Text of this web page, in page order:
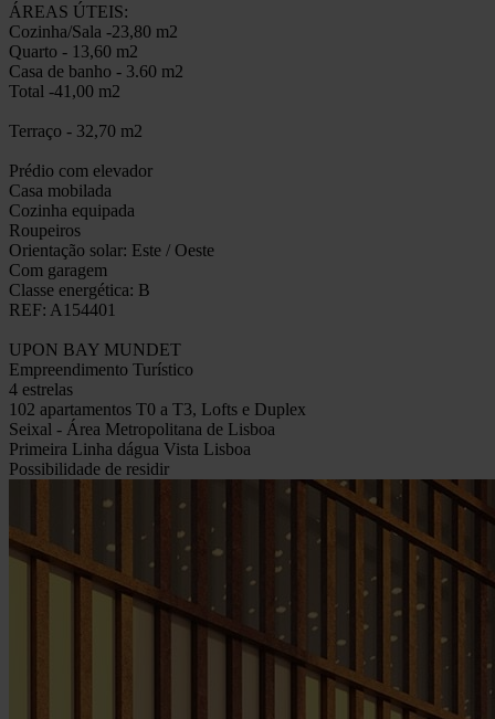
ÁREAS ÚTEIS:
Cozinha/Sala -23,80 m2
Quarto - 13,60 m2
Casa de banho - 3.60 m2
Total -41,00 m2
Terraço - 32,70 m2
Prédio com elevador
Casa mobilada
Cozinha equipada
Roupeiros
Orientação solar: Este / Oeste
Com garagem
Classe energética: B
REF: A154401
UPON BAY MUNDET
Empreendimento Turístico
4 estrelas
102 apartamentos T0 a T3, Lofts e Duplex
Seixal - Área Metropolitana de Lisboa
Primeira Linha dágua Vista Lisboa
Possibilidade de residir